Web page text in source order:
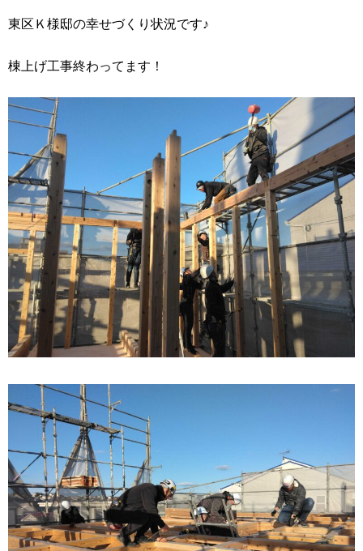
東区Ｋ様邸の幸せづくり状況です♪
棟上げ工事終わってます！